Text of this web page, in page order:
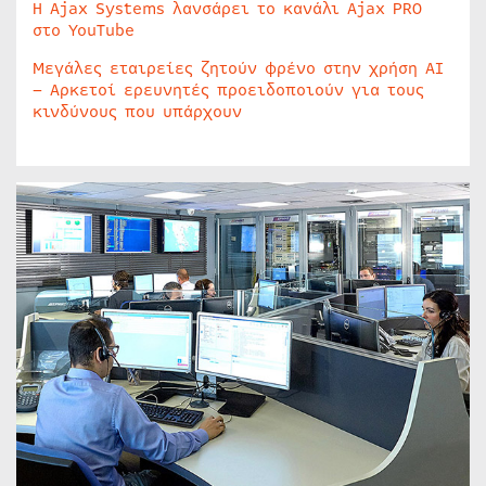
Η Ajax Systems λανσάρει το κανάλι Ajax PRO
στο YouTube
Μεγάλες εταιρείες ζητούν φρένο στην χρήση AI
– Αρκετοί ερευνητές προειδοποιούν για τους
κινδύνους που υπάρχουν